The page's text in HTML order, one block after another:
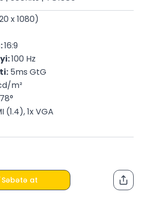
x 1080)
16:9
100 Hz
5ms GtG
m²
(1.4), 1x VGA
Səbətə at